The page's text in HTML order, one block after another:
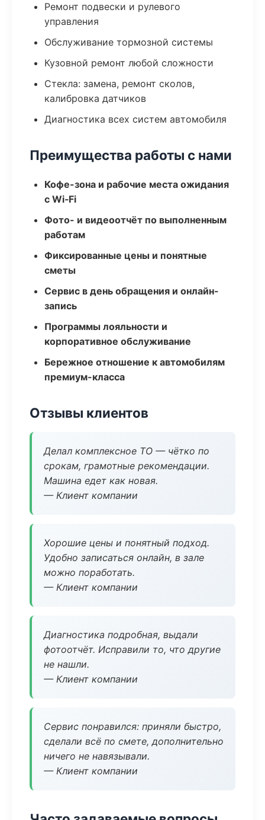
Ремонт подвески и рулевого
управления
Обслуживание тормозной системы
Кузовной ремонт любой сложности
Стекла: замена, ремонт сколов,
калибровка датчиков
Диагностика всех систем автомобиля
Преимущества работы с нами
Кофе-зона и рабочие места ожидания
с Wi‑Fi
Фото- и видеоотчёт по выполненным
работам
Фиксированные цены и понятные
сметы
Сервис в день обращения и онлайн-
запись
Программы лояльности и
корпоративное обслуживание
Бережное отношение к автомобилям
премиум-класса
Отзывы клиентов
Делал комплексное ТО — чётко по
срокам, грамотные рекомендации.
Машина едет как новая.
— Клиент компании
Хорошие цены и понятный подход.
Удобно записаться онлайн, в зале
можно поработать.
— Клиент компании
Диагностика подробная, выдали
фотоотчёт. Исправили то, что другие
не нашли.
— Клиент компании
Сервис понравился: приняли быстро,
сделали всё по смете, дополнительно
ничего не навязывали.
— Клиент компании